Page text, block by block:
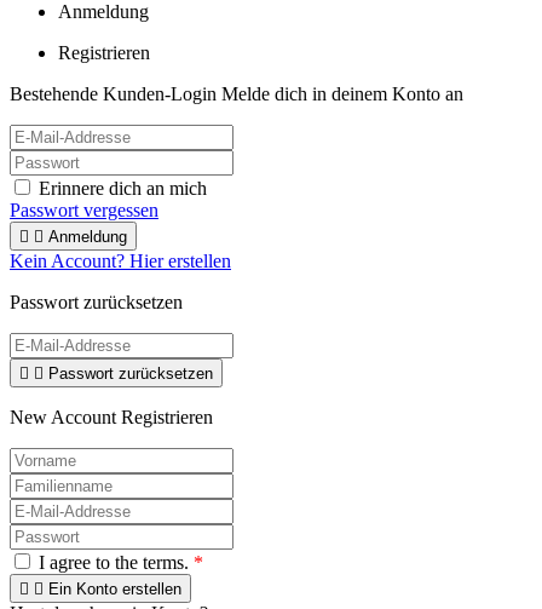
Anmeldung
Registrieren
Bestehende Kunden-Login Melde dich in deinem Konto an
Erinnere dich an mich
Passwort vergessen
  Anmeldung
Kein Account? Hier erstellen
Passwort zurücksetzen
  Passwort zurücksetzen
New Account Registrieren
I agree to the terms. *
  Ein Konto erstellen